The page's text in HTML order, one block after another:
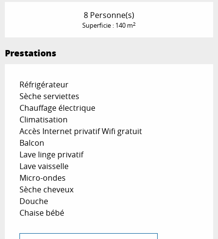
8 Personne(s)
Superficie : 140 m2
Prestations
Réfrigérateur
Sèche serviettes
Chauffage électrique
Climatisation
Accès Internet privatif Wifi gratuit
Balcon
Lave linge privatif
Lave vaisselle
Micro-ondes
Sèche cheveux
Douche
Chaise bébé